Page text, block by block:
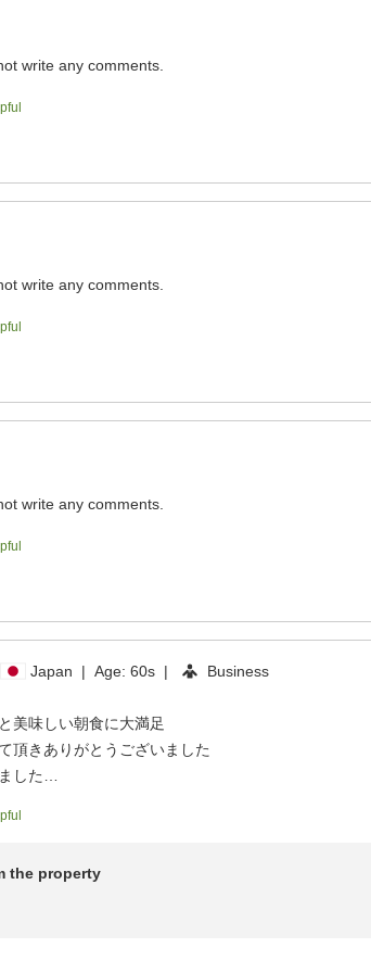
write any comments.
write any comments.
write any comments.
Japan | Age:60s | Business
美味しい朝食に大満足
頂きありがとうございました
した
無いのですが、こだわりが感じられるお惣菜もあり、
です
泊したいです
the property